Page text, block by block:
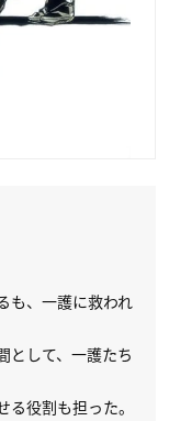
も、一護に救われ
として、一護たち
役割も担った。